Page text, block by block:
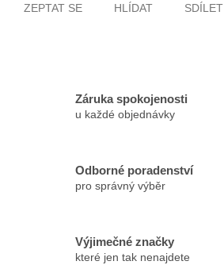
ZEPTAT SE HLÍDAT SDÍLET
Záruka spokojenosti
u každé objednávky
Odborné poradenství
pro správný výběr
Výjimečné značky
které jen tak nenajdete